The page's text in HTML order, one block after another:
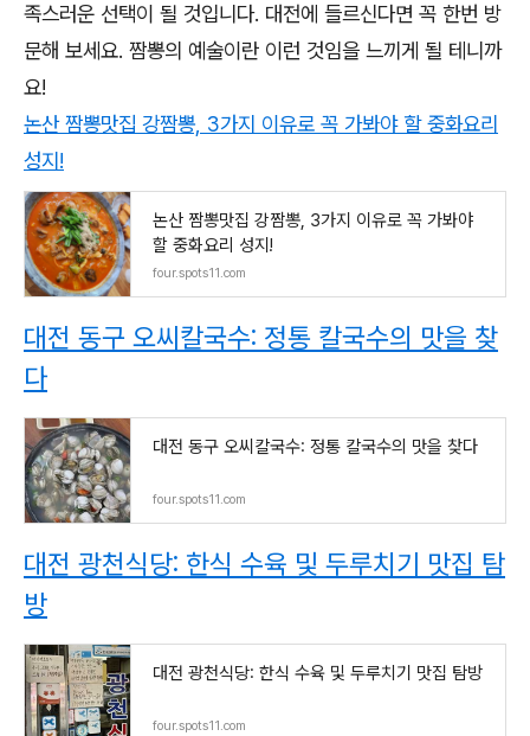
족스러운 선택이 될 것입니다. 대전에 들르신다면 꼭 한번 방
문해 보세요. 짬뽕의 예술이란 이런 것임을 느끼게 될 테니까
요!
논산 짬뽕맛집 강짬뽕, 3가지 이유로 꼭 가봐야 할 중화요리
성지!
논산 짬뽕맛집 강짬뽕, 3가지 이유로 꼭 가봐야
할 중화요리 성지!
four.spots11.com
대전 동구 오씨칼국수: 정통 칼국수의 맛을 찾
다
대전 동구 오씨칼국수: 정통 칼국수의 맛을 찾다
four.spots11.com
대전 광천식당: 한식 수육 및 두루치기 맛집 탐
방
대전 광천식당: 한식 수육 및 두루치기 맛집 탐방
four.spots11.com